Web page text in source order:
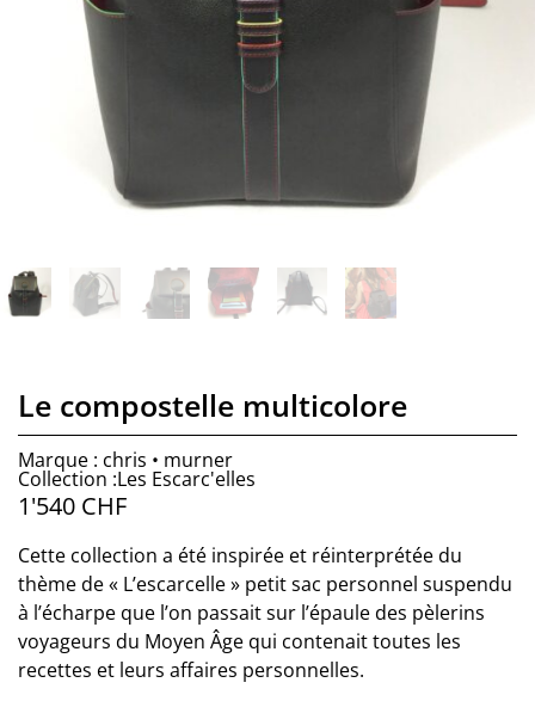
Le compostelle multicolore
Marque : chris • murner
Collection :Les Escarc'elles
1'540 CHF
Cette collection a été inspirée et réinterprétée du
thème de « L’escarcelle » petit sac personnel suspendu
à l’écharpe que l’on passait sur l’épaule des pèlerins
voyageurs du Moyen Âge qui contenait toutes les
recettes et leurs affaires personnelles.